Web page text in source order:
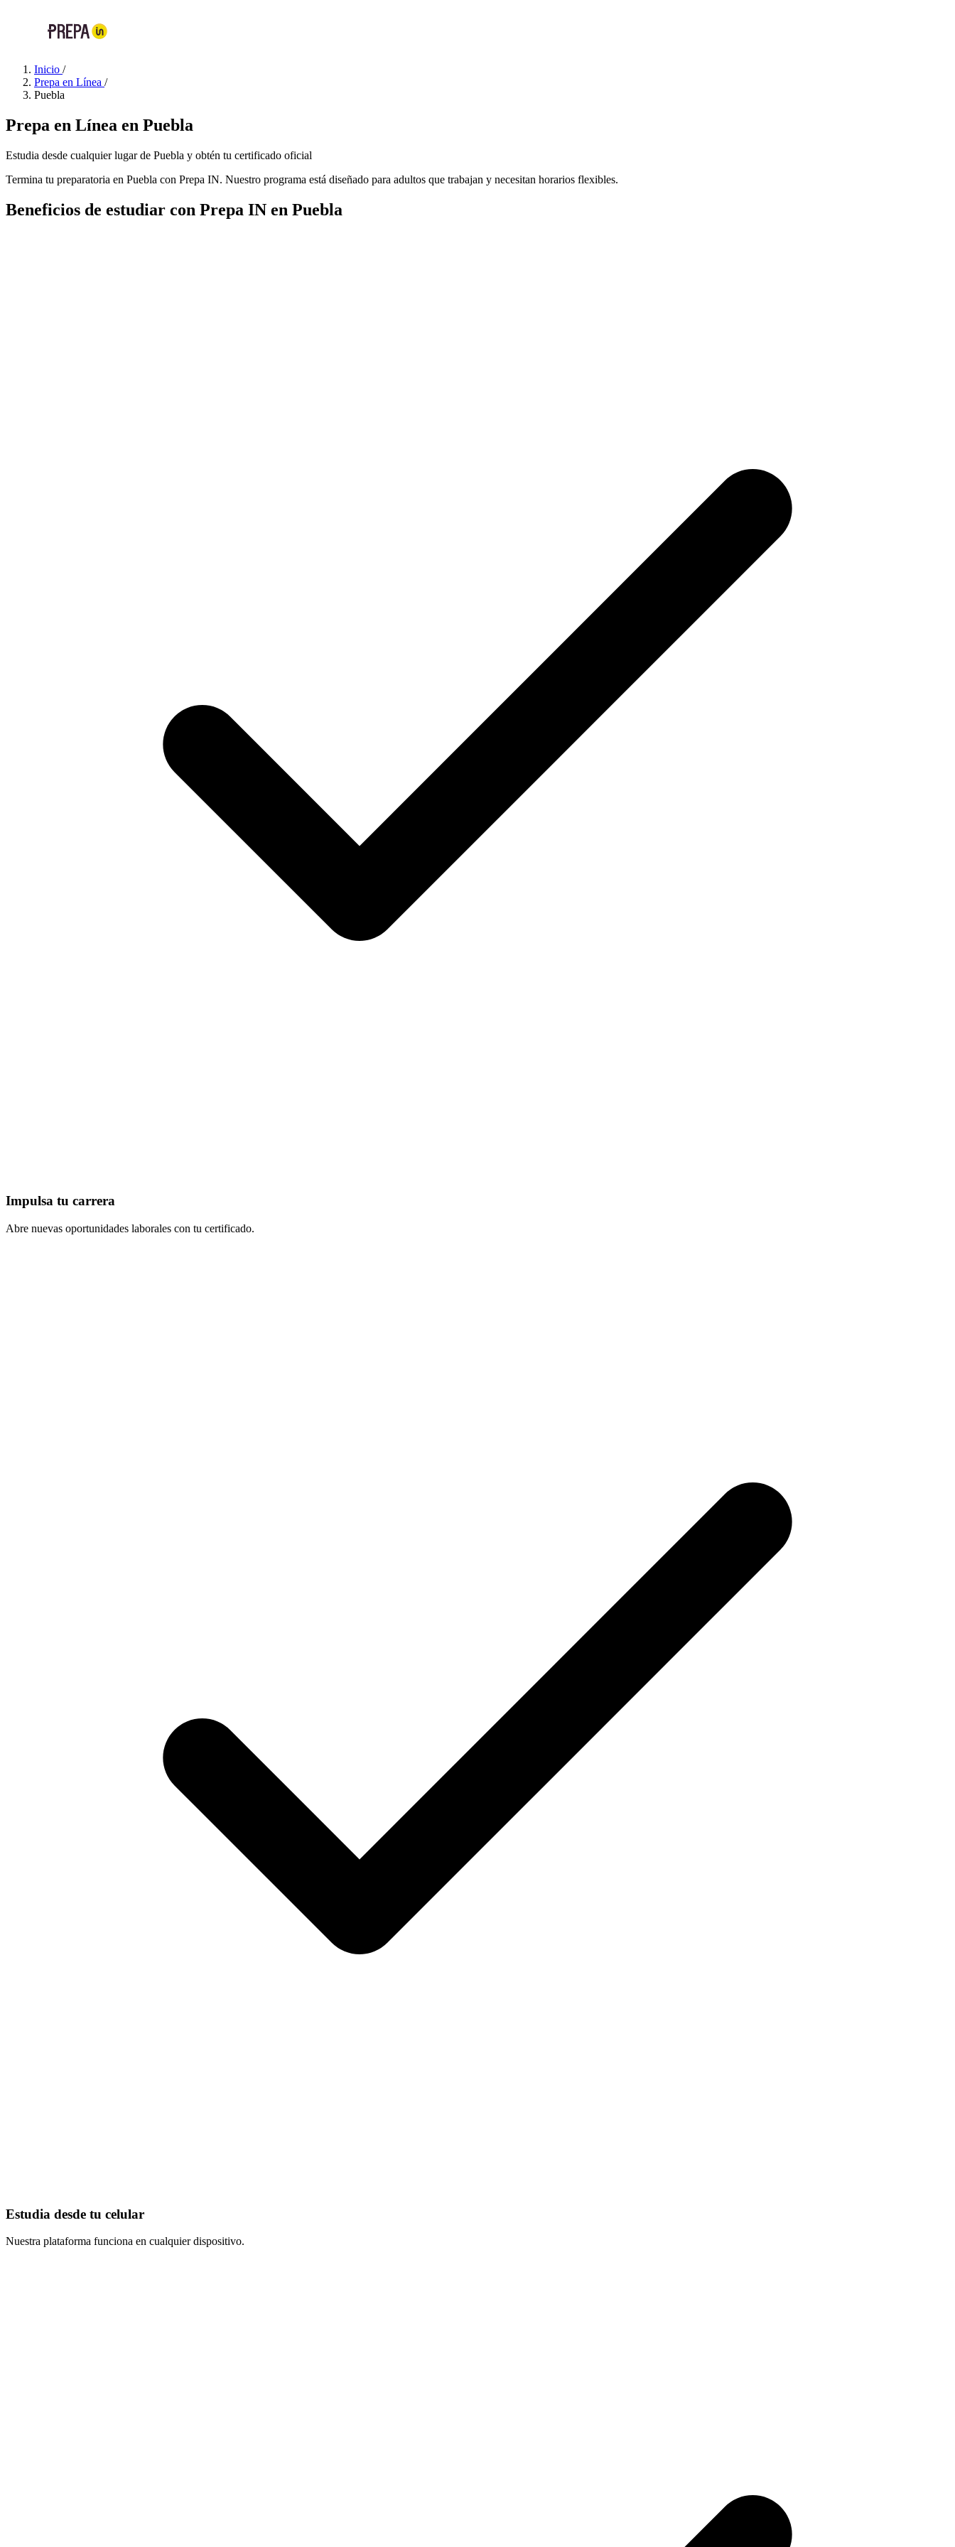
Inicio /
Prepa en Línea /
Puebla
Prepa en Línea en Puebla
Estudia desde cualquier lugar de Puebla y obtén tu certificado oficial
Termina tu preparatoria en Puebla con Prepa IN. Nuestro programa está diseñado para adultos que trabajan y necesitan horarios flexibles.
Beneficios de estudiar con Prepa IN en Puebla
Impulsa tu carrera
Abre nuevas oportunidades laborales con tu certificado.
Estudia desde tu celular
Nuestra plataforma funciona en cualquier dispositivo.